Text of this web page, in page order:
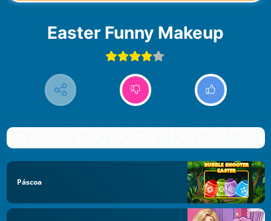
Easter Funny Makeup
Páscoa